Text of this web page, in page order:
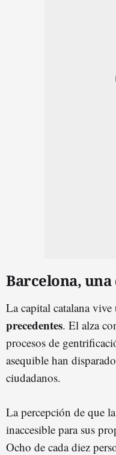
Barcelona,
La capital catalana vive
precedentes. El alza
procesos de
asequible han
ciudadanos.
La percepción de que
inaccesible para sus
Ocho de cada diez